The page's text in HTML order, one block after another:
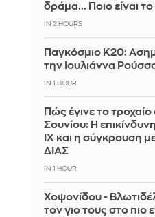
δράμα... Ποιο είναι
IN 2 HOURS
Παγκόσμιο Κ20:
την Ιουλιάννα
IN 1 HOUR
Πώς έγινε το
Σουνίου: Η
ΙΧ και η σύγκρουση
ΔΙΑΣ
IN 1 HOUR
Χοψονίδου -
τον γιο τους στο πιο